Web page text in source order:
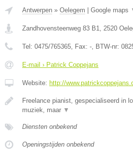
Antwerpen » Oelegem Google maps
Zandhovensteenweg 83 B1 2520
Tel: 0475/765365 , Fax: - , BTW-nr:
E-mail › Patrick Coppejans
Website: http://
Freelance pianist, gespecialiseerd in
muziek, maar ▼
Diensten onbekend
Openingstijden onbekend